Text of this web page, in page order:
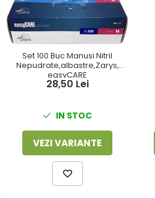
Foarfeci
Lipiciuri
Perforatoare
Suporturi pentru accesorii
Tavite pentru Documente
Tusuri si tusiere
Detergenti vase
Dispensere si consumabile
Europubele
Hartie igienica
Odorizante
Produse din hartie
Prosoape din hartie
Set 100 Buc Manusi Nitril
Nepudrate,albastre,Zarys,
easyCARE
28,50 Lei
IN STOC
VEZI VARIANTE